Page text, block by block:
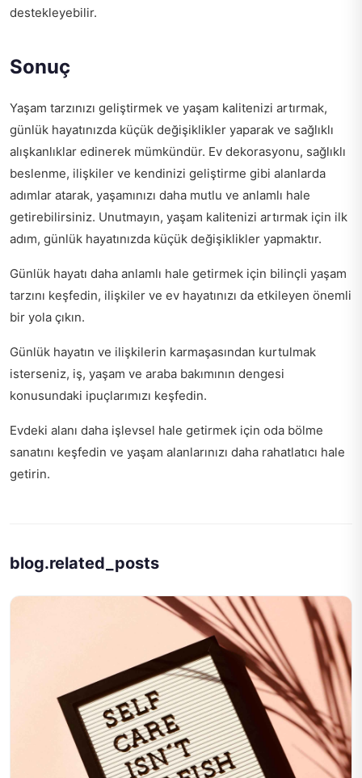
destekleyebilir.
Sonuç
Yaşam tarzınızı geliştirmek ve yaşam kalitenizi artırmak,
günlük hayatınızda küçük değişiklikler yaparak ve sağlıklı
alışkanlıklar edinerek mümkündür. Ev dekorasyonu, sağlıklı
beslenme, ilişkiler ve kendinizi geliştirme gibi alanlarda
adımlar atarak, yaşamınızı daha mutlu ve anlamlı hale
getirebilirsiniz. Unutmayın, yaşam kalitenizi artırmak için ilk
adım, günlük hayatınızda küçük değişiklikler yapmaktır.
Günlük hayatı daha anlamlı hale getirmek için bilinçli yaşam
tarzını keşfedin, ilişkiler ve ev hayatınızı da etkileyen önemli
bir yola çıkın.
Günlük hayatın ve ilişkilerin karmaşasından kurtulmak
isterseniz, iş, yaşam ve araba bakımının dengesi
konusundaki ipuçlarımızı keşfedin.
Evdeki alanı daha işlevsel hale getirmek için oda bölme
sanatını keşfedin ve yaşam alanlarınızı daha rahatlatıcı hale
getirin.
blog.related_posts